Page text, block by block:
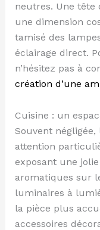
neutres. Une tête
une dimension
tamisé des
éclairage direct.
n’hésitez pas à
création d’une
Cuisine : un
Souvent
attention
exposant une
aromatiques sur
luminaires à
la pièce plus
accessoires